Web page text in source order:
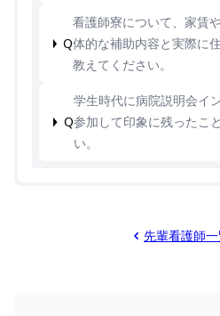
Q
看護師寮について、家賃
体的な補助内容と実際に
教えてください。
Q
学生時代に病院説明会イ
参加して印象に残ったこ
い。
先輩看護師